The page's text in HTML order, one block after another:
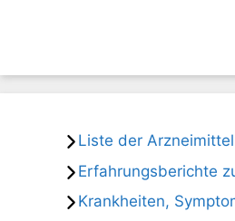
Liste der Arzneimittel
Erfahrungsberichte
Krankheiten,